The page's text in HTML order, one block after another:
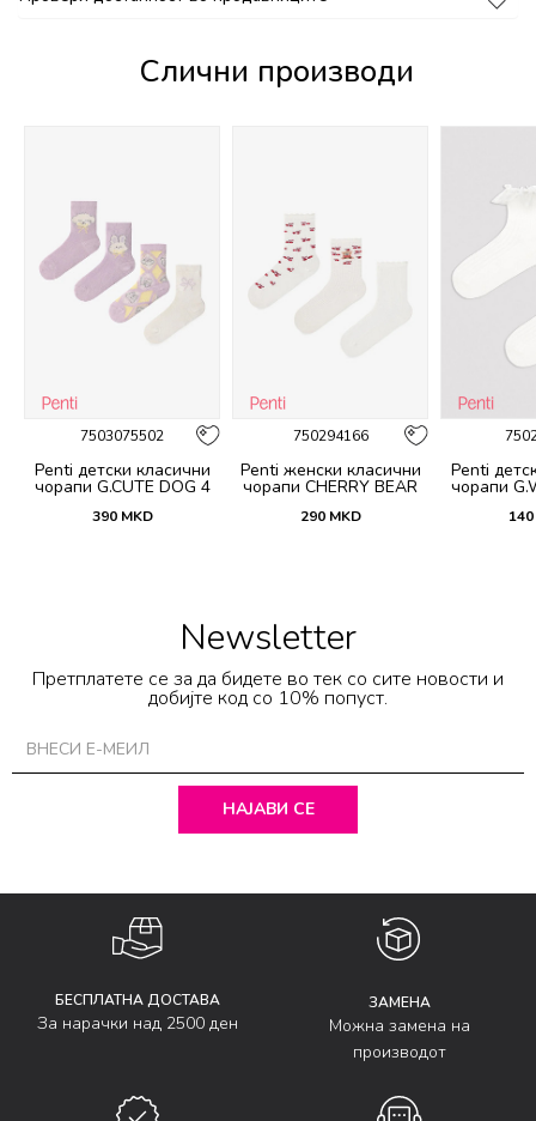
Слични производи
7503075502
Penti детски класични
чорапи G.CUTE DOG 4
390 MKD
750294166
Penti женски класични
чорапи CHERRY BEAR
290 MKD
Penti
чорапи
140
Newsletter
Претплатете се за да бидете во тек со сите новости и
добијте код со 10% попуст.
НАЈАВИ СЕ
БЕСПЛАТНА ДОСТАВА
За нарачки над 2500 ден
ЗАМЕНА
Можна замена на
производот